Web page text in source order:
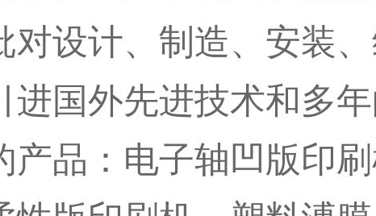
对设计、制造、安装
进国外先进技术和多
产品：电子轴凹版印